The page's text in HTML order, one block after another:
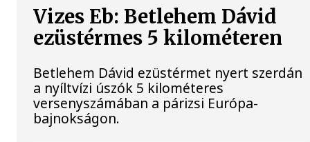
Vizes Eb: Betlehem Dávid
ezüstérmes 5 kilométeren
Betlehem Dávid ezüstérmet nyert szerdán
a nyíltvízi úszók 5 kilométeres
versenyszámában a párizsi Európa-
bajnokságon.